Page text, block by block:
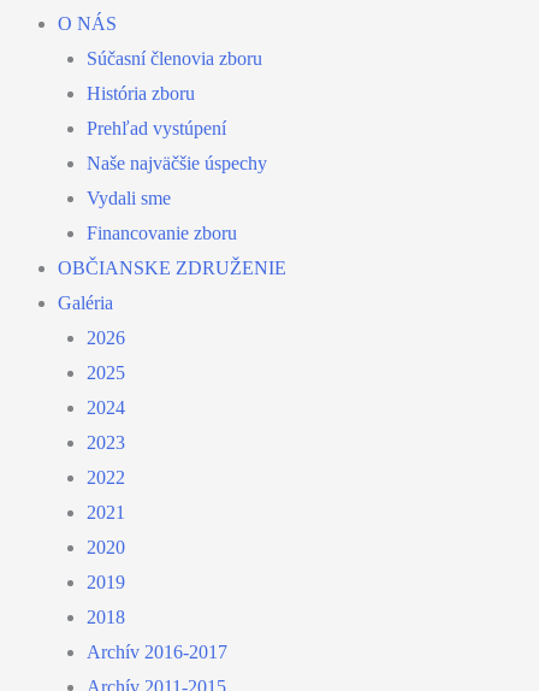
O NÁS
Súčasní členovia zboru
História zboru
Prehľad vystúpení
Naše najväčšie úspechy
Vydali sme
Financovanie zboru
OBČIANSKE ZDRUŽENIE
Galéria
2026
2025
2024
2023
2022
2021
2020
2019
2018
Archív 2016-2017
Archív 2011-2015